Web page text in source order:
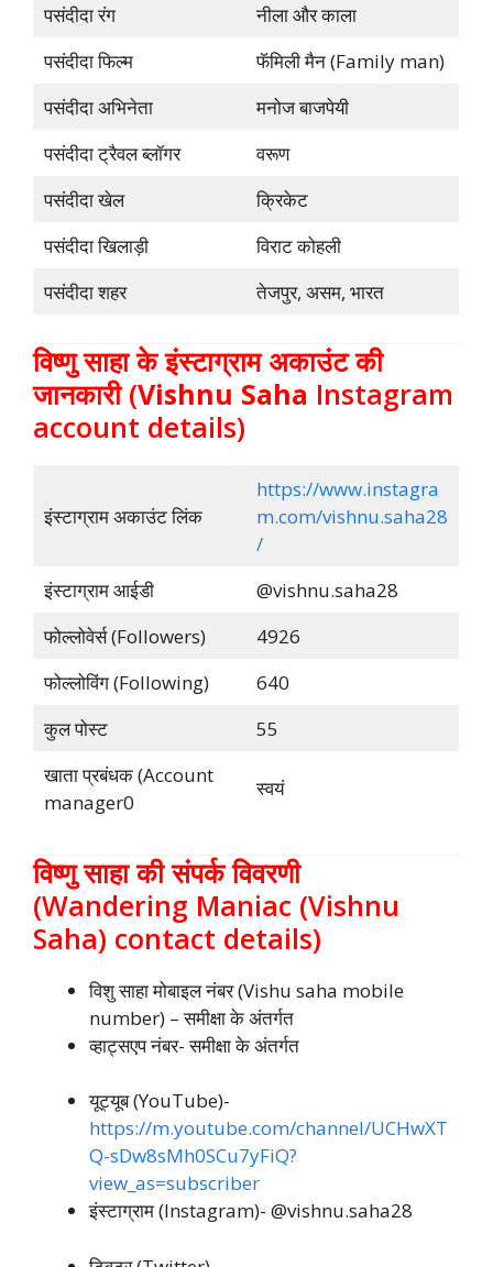
पसंदीदा रंग
नीला और काला
पसंदीदा फिल्म
फॅमिली मैन (Family man)
पसंदीदा अभिनेता
मनोज बाजपेयी
पसंदीदा ट्रैवल ब्लॉगर
वरूण
पसंदीदा खेल
क्रिकेट
पसंदीदा खिलाड़ी
विराट कोहली
पसंदीदा शहर
तेजपुर, असम, भारत
विष्णु साहा के इंस्टाग्राम अकाउंट की
जानकारी (Vishnu Saha Instagram
account details)
इंस्टाग्राम अकाउंट लिंक
https://www.instagra
m.com/vishnu.saha28
/
इंस्टाग्राम आईडी
@vishnu.saha28
फोल्लोवेर्स (Followers)
4926
फोल्लोविंग (Following)
640
कुल पोस्ट
55
खाता प्रबंधक (Account
manager0
स्वयं
विष्णु साहा की संपर्क विवरणी
(Wandering Maniac (Vishnu
Saha) contact details)
विशु साहा मोबाइल नंबर (Vishu saha mobile
number) – समीक्षा के अंतर्गत
व्हाट्सएप नंबर- समीक्षा के अंतर्गत
यूट्यूब (YouTube)-
https://m.youtube.com/channel/UCHwXT
Q-sDw8sMh0SCu7yFiQ?
view_as=subscriber
इंस्टाग्राम (Instagram)- @vishnu.saha28